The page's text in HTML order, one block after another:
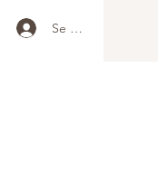
Se connecter